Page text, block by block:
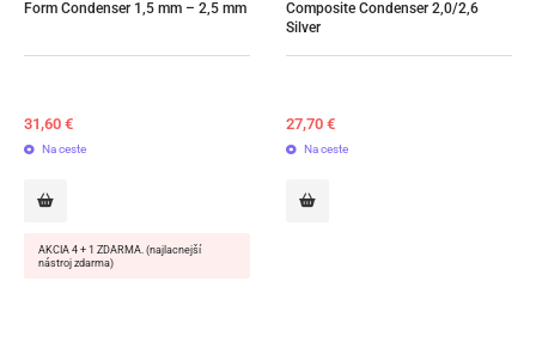
Form Condenser 1,5 mm – 2,5 mm
31,60 €
Na ceste
AKCIA 4 + 1 ZDARMA. (najlacnejší
nástroj zdarma)
Composite Condenser 2,0/2,6
Silver
27,70 €
Na ceste